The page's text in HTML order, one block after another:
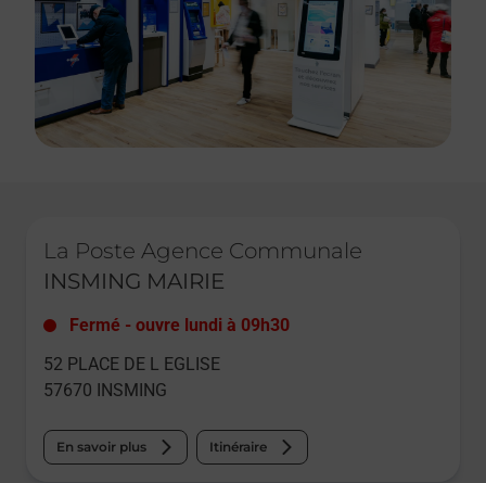
La Poste Agence Communale
INSMING MAIRIE
Fermé - ouvre lundi à 09h30
52 PLACE DE L EGLISE
57670 INSMING
En savoir plus Itinéraire